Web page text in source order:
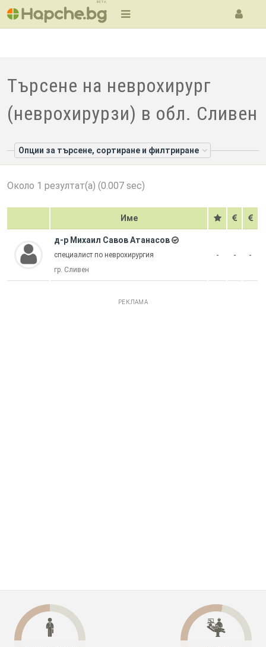
BETA
Търсене на неврохирург
(неврохирурзи) в обл. Сливен
Опции за търсене, сортиране и филтриране
Около 1 резултат(а) (0.007 sec)
Име
д-р Михаил Савов Атанасов
специалист по неврохирургия
гр. Сливен
- - -
РЕКЛАМА